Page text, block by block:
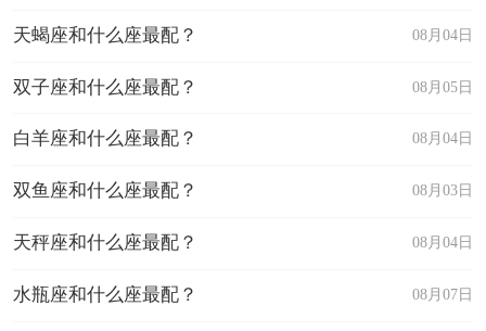
08月04日
天蝎座和什么座最配？
08月05日
双子座和什么座最配？
08月04日
白羊座和什么座最配？
08月03日
双鱼座和什么座最配？
08月04日
天秤座和什么座最配？
08月07日
水瓶座和什么座最配？